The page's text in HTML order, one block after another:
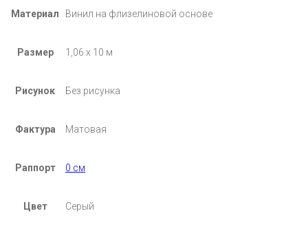
Материал Винил на флизелиновой основе
Размер 1,06 х 10 м
Рисунок Без рисунка
Фактура Матовая
Раппорт 0 см
Цвет Серый